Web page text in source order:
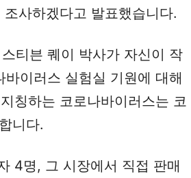
사하겠다고 발표했습니다.
티븐 퀘이 박사가 자신이 작
이러스 실험실 기원에 대해
칭하는 코로나바이러스는 코
니다.
4명, 그 시장에서 직접 판매